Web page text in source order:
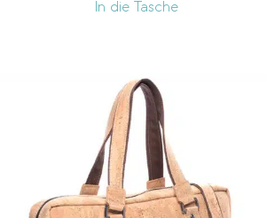
In die Tasche